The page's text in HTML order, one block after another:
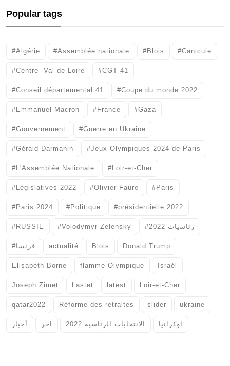
Popular tags
#Algérie #Assemblée nationale #Blois #Canicule
#Centre -Val de Loire #CGT 41
#Conseil départemental 41 #Coupe du monde 2022
#Emmanuel Macron #France #Gaza
#Gouvernement #Guerre en Ukraine
#Gérald Darmanin #Jeux Olympiques 2024 de Paris
#L'Assemblée Nationale #Loir-et-Cher
#Législatives 2022 #Olivier Faure #Paris
#Paris 2024 #Politique #présidentielle 2022
#RUSSIE #Volodymyr Zelensky #رئاسيات 2022
#فرنسا actualité Blois Donald Trump
Elisabeth Borne flamme Olympique Israél
Joseph Zimet Lastet latest Loir-et-Cher
qatar2022 Réforme des retraites slider ukraine
أخبار اخر الانتخابات الرئاسية 2022 اوكرانيا